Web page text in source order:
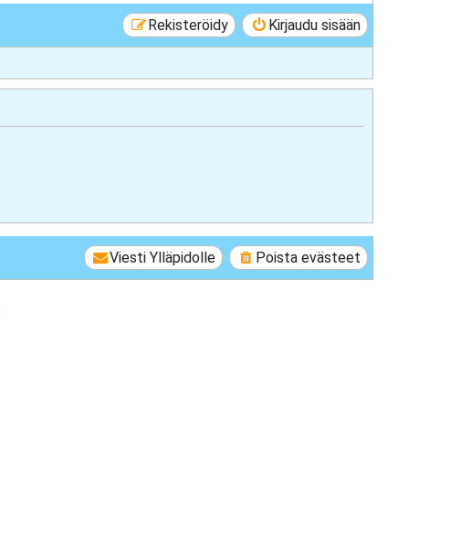
Kirjaudu sisään
Rekisteröidy
Poista evästeet
Viesti Ylläpidolle